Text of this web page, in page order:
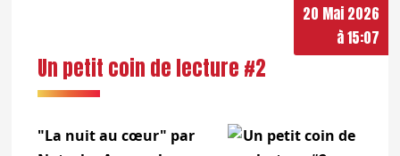
20 Mai 2026
à 15:07
Un petit coin de lecture #2
"La nuit au cœur" par